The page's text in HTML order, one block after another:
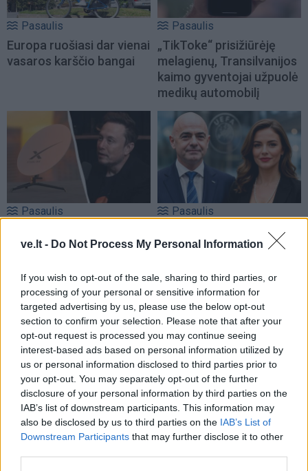
ve.lt - Do Not Process My Personal Information
If you wish to opt-out of the sale, sharing to third parties, or
processing of your personal or sensitive information for
targeted advertising by us, please use the below opt-out
section to confirm your selection. Please note that after your
opt-out request is processed you may continue seeing
interest-based ads based on personal information utilized by
us or personal information disclosed to third parties prior to
your opt-out. You may separately opt-out of the further
disclosure of your personal information by third parties on the
IAB’s list of downstream participants. This information may
also be disclosed by us to third parties on the IAB’s List of
Downstream Participants that may further disclose it to other
Pasaulis
Europa ruošiasi dar vienai
vasaros karščio bangai
Pasaulis
„TikToke“ prisižiūrėję
melagienų, Transilvanijos
kaimo gyventojai užpuolė
medikų automobilį
Pasaulis
persilaužimas kare
vietą augančiam
nusivylimui
Pasaulis
Skandalingas „The Daily
Telegraph“ tyrimas: UEFA
paaukštinimas, 45 tūkst.
svarų studijoms ir
kompensacija
Pasaulis Pasaulis